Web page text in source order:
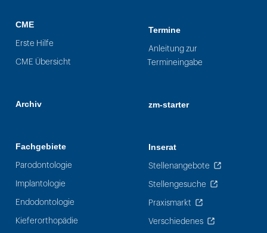
CME
Erste Hilfe
CME Übersicht
Archiv
Fachgebiete
Parodontologie
Implantologie
Endodontologie
Kieferorthopädie
Termine
Anleitung zur
Termineingabe
zm-starter
Inserat
Stellenangebote
Stellengesuche
Praxismarkt
Verschiedenes